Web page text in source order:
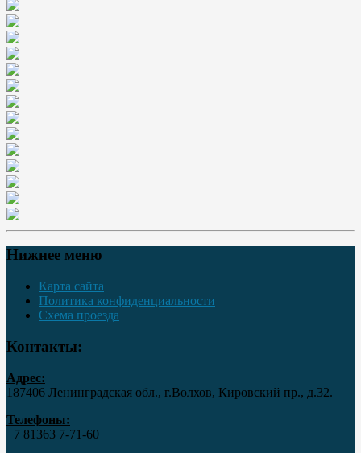
Нижнее меню
Карта сайта
Политика конфиденциальности
Схема проезда
Контакты:
Адрес:
187406 Ленинградская обл., г.Волхов, Кировский пр., д.32.
Телефоны:
+7 81363 7‑71-60